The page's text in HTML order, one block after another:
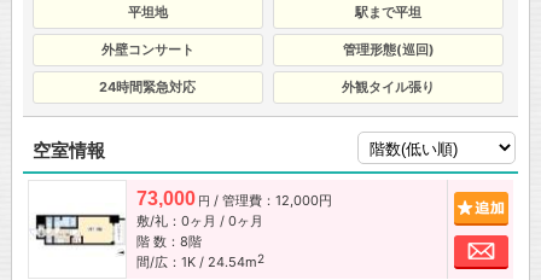
平坦地 駅まで平坦
外壁コンサート 管理形態(巡回)
24時間緊急対応 外観タイル張り
空室情報
73,000 円 / 管理費：12,000円
敷/礼：0ヶ月 / 0ヶ月
階 数：8階
間/広：1K / 24.54m2
お